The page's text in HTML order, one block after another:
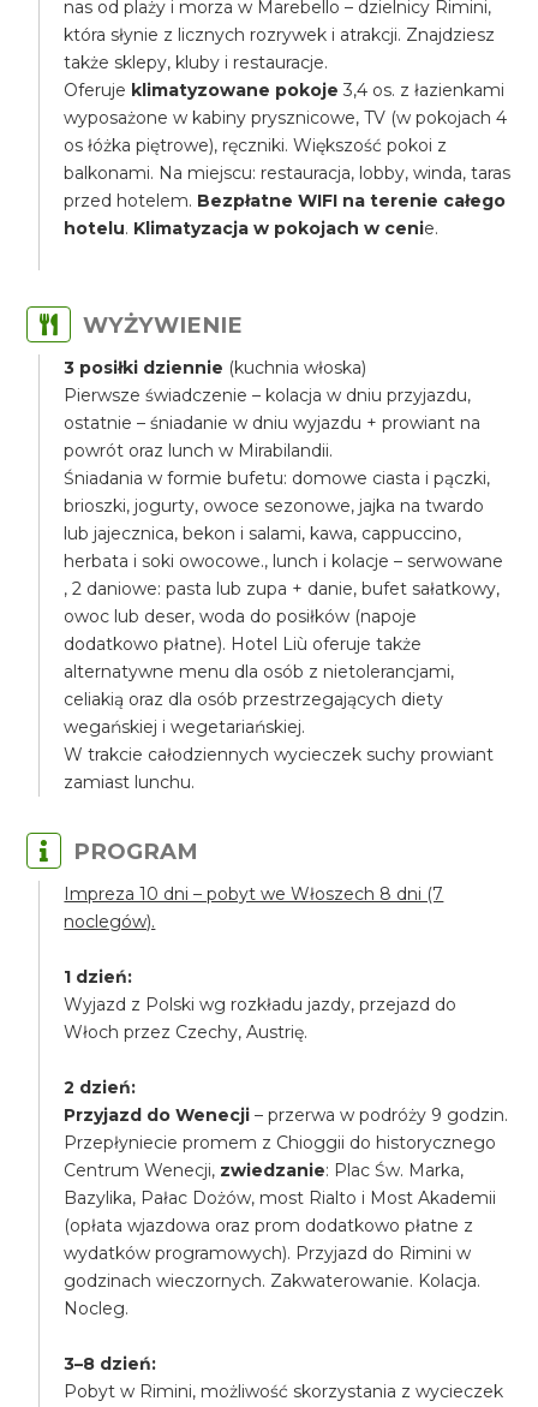
nas od plaży i morza w Marebello – dzielnicy Rimini,
która słynie z licznych rozrywek i atrakcji. Znajdziesz
także sklepy, kluby i restauracje.
Oferuje klimatyzowane pokoje 3,4 os. z łazienkami
wyposażone w kabiny prysznicowe, TV (w pokojach 4
os łóżka piętrowe), ręczniki. Większość pokoi z
balkonami. Na miejscu: restauracja, lobby, winda, taras
przed hotelem. Bezpłatne WIFI na terenie całego
hotelu. Klimatyzacja w pokojach w cenie.
WYŻYWIENIE
3 posiłki dziennie (kuchnia włoska)
Pierwsze świadczenie – kolacja w dniu przyjazdu,
ostatnie – śniadanie w dniu wyjazdu + prowiant na
powrót oraz lunch w Mirabilandii.
Śniadania w formie bufetu: domowe ciasta i pączki,
brioszki, jogurty, owoce sezonowe, jajka na twardo
lub jajecznica, bekon i salami, kawa, cappuccino,
herbata i soki owocowe., lunch i kolacje – serwowane
, 2 daniowe: pasta lub zupa + danie, bufet sałatkowy,
owoc lub deser, woda do posiłków (napoje
dodatkowo płatne). Hotel Liù oferuje także
alternatywne menu dla osób z nietolerancjami,
celiakią oraz dla osób przestrzegających diety
wegańskiej i wegetariańskiej.
W trakcie całodziennych wycieczek suchy prowiant
zamiast lunchu.
PROGRAM
Impreza 10 dni – pobyt we Włoszech 8 dni (7
noclegów).
1 dzień:
Wyjazd z Polski wg rozkładu jazdy, przejazd do
Włoch przez Czechy, Austrię.
2 dzień:
Przyjazd do Wenecji – przerwa w podróży 9 godzin.
Przepłyniecie promem z Chioggii do historycznego
Centrum Wenecji, zwiedzanie: Plac Św. Marka,
Bazylika, Pałac Dożów, most Rialto i Most Akademii
(opłata wjazdowa oraz prom dodatkowo płatne z
wydatków programowych). Przyjazd do Rimini w
godzinach wieczornych. Zakwaterowanie. Kolacja.
Nocleg.
3–8 dzień:
Pobyt w Rimini, możliwość skorzystania z wycieczek